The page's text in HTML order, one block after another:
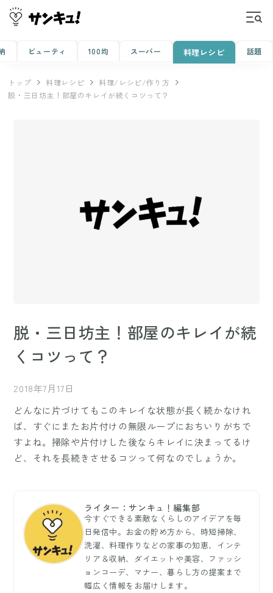
ビューティ 100均 スーパー 料理レシピ 話題
トップ 料理レシピ
料理/レシピ/作り方
脱・三日坊主！部屋のキレイが続くコツって？
脱・三日坊主！部屋のキレイが続
くコツって？
2018年7月17日
どんなに片づけてもこのキレイな状態が長く続かなけれ
ば、すぐにまたお片付けの無限ループにおちいりがちで
すよね。掃除や片付けした後ならキレイに決まってるけ
ど、それを長続きさせるコツって何なのでしょうか。
ライター：サンキュ！編集部
今すぐできる素敵なくらしのアイデアを毎
日発信中。お金の貯め方から、時短掃除、
洗濯、料理作りなどの家事の知恵、インテ
リア＆収納、ダイエットや美容、ファッシ
ョンコーデ、マナー、暮らし方の提案まで
幅広く情報をお届けします。